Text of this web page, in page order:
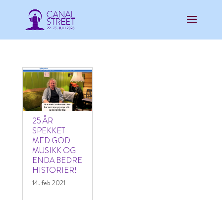
25 ÅR
SPEKKET
MED GOD
MUSIKK OG
ENDA BEDRE
HISTORIER!
14. feb 2021